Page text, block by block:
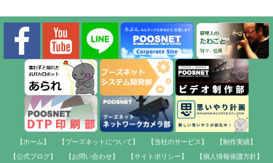
【ホーム】 【プーズネットについて】 【当社のサービス】
【制作実績】
【公式ブログ】
【お問い合わせ】 【サイトポリシー】
【個人情報保護方針】